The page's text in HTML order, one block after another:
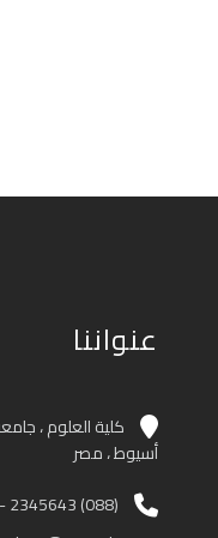
عنواننا
كلية العلوم ،
أسيوط ، مصر
(088) 2345643 - 2412000